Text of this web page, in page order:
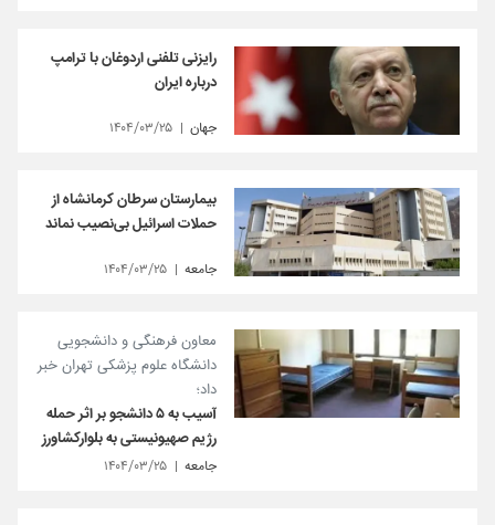
رایزنی تلفنی اردوغان با ترامپ
درباره ایران
جهان ۱۴۰۴/۰۳/۲۵
بیمارستان سرطان کرمانشاه از
حملات اسرائیل بی‌نصیب نماند
جامعه ۱۴۰۴/۰۳/۲۵
معاون فرهنگی و دانشجویی
دانشگاه علوم پزشکی تهران خبر
داد؛
آسیب به ۵ دانشجو بر اثر حمله
رژیم صهیونیستی به بلوارکشاورز
جامعه ۱۴۰۴/۰۳/۲۵